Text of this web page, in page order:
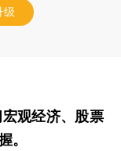
级
宏观经济、股票
。